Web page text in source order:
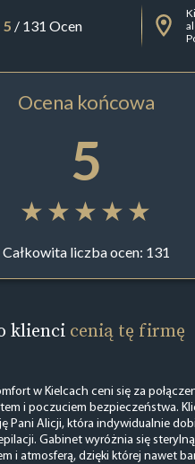
5 / 131 Ocen
Ocena końcowa
5
Całkowita liczba ocen: 131
klienci cenią tę firmę
w Kielcach ceni się za
i poczuciem bezpieczeństwa.
Pani Alicji, która indywidualnie
Gabinet wyróżnia się
i atmosferą, dzięki której nawet